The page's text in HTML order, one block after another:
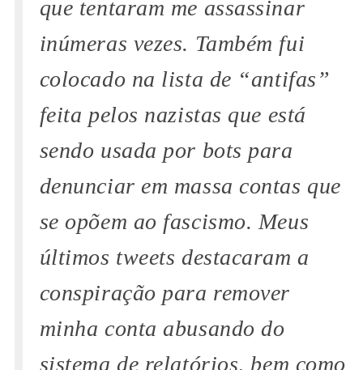
que tentaram me assassinar
inúmeras vezes. Também fui
colocado na lista de “antifas”
feita pelos nazistas que está
sendo usada por bots para
denunciar em massa contas que
se opõem ao fascismo. Meus
últimos tweets destacaram a
conspiração para remover
minha conta abusando do
sistema de relatórios, bem como